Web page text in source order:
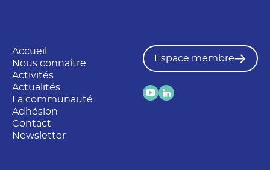
Accueil
Nous connaître
Activités
Actualités
La communauté
Adhésion
Contact
Newsletter
Espace membre